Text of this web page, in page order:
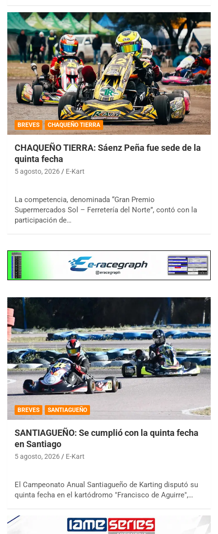
BREVES CHAQUEÑO TIERRA
CHAQUEÑO TIERRA: Sáenz Peña fue sede de la
quinta fecha
5 agosto, 2026 E-Kart
La competencia, denominada “Gran Premio
Supermercados Sol – Ferretería del Norte”, contó con la
participación de…
BREVES SANTIAGUEÑO
SANTIAGUEÑO: Se cumplió con la quinta fecha
en Santiago
5 agosto, 2026 E-Kart
El Campeonato Anual Santiagueño de Karting disputó su
quinta fecha en el kartódromo "Francisco de Aguirre",…